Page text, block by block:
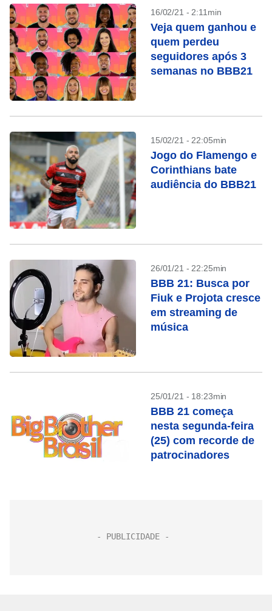
16/02/21 - 2:11min
Veja quem ganhou e
quem perdeu
seguidores após 3
semanas no BBB21
15/02/21 - 22:05min
Jogo do Flamengo e
Corinthians bate
audiência do BBB21
26/01/21 - 22:25min
BBB 21: Busca por
Fiuk e Projota cresce
em streaming de
música
25/01/21 - 18:23min
BBB 21 começa
nesta segunda-feira
(25) com recorde de
patrocinadores